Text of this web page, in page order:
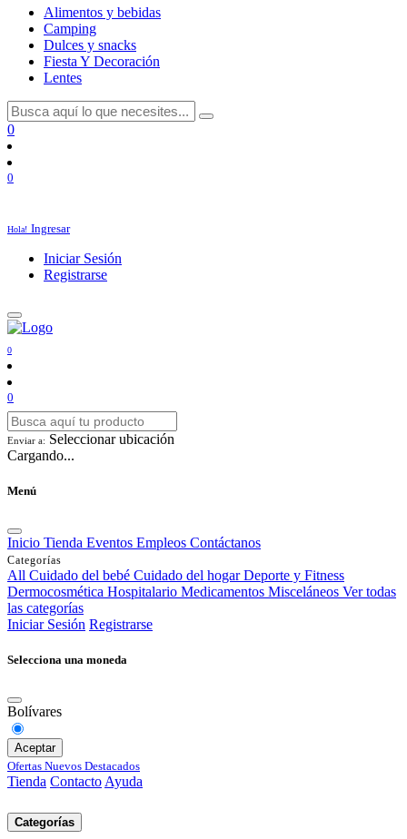
Alimentos y bebidas
Camping
Dulces y snacks
Fiesta Y Decoración
Lentes
0
0
Hola! Ingresar
Iniciar Sesión
Registrarse
0
0
Enviar a: Seleccionar ubicación
Cargando...
Menú
Inicio Tienda Eventos Empleos Contáctanos
Categorías
All Cuidado del bebé Cuidado del hogar Deporte y Fitness
Dermocosmética Hospitalario Medicamentos Misceláneos Ver todas
las categorías
Iniciar Sesión Registrarse
Selecciona una moneda
Bolívares
Aceptar
Ofertas Nuevos Destacados
Tienda Contacto Ayuda
Categorías